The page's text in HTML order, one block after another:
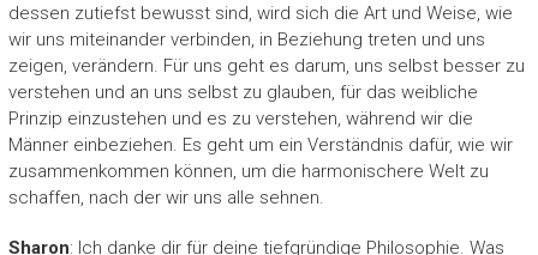
dessen zutiefst bewusst sind, wird sich die Art und Weise, wie
wir uns miteinander verbinden, in Beziehung treten und uns
zeigen, verändern. Für uns geht es darum, uns selbst besser zu
verstehen und an uns selbst zu glauben, für das weibliche
Prinzip einzustehen und es zu verstehen, während wir die
Männer einbeziehen. Es geht um ein Verständnis dafür, wie wir
zusammenkommen können, um die harmonischere Welt zu
schaffen, nach der wir uns alle sehnen.
Sharon: Ich danke dir für deine tiefgründige Philosophie. Was